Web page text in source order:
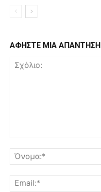
ΑΦΗΣΤΕ ΜΙΑ ΑΠΑΝΤΗΣΗ